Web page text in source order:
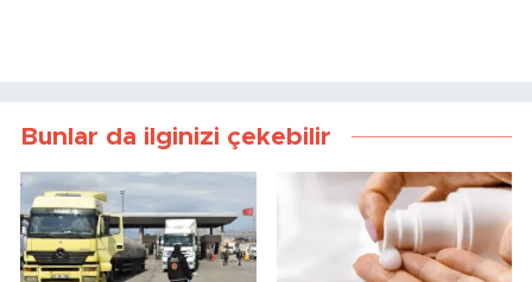
Bunlar da ilginizi çekebilir